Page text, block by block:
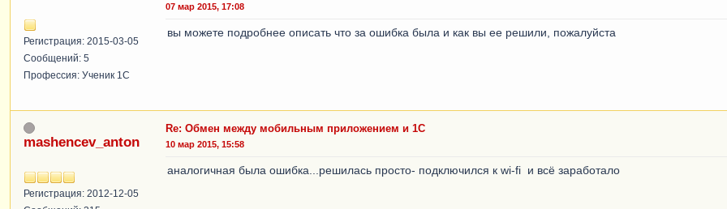
Регистрация: 2015-03-05
Сообщений: 5
Профессия: Ученик 1С
07 мар 2015, 17:08
вы можете подробнее описать что за ошибка была и как вы ее решили, пожалуйста
mashencev_anton
Регистрация: 2012-12-05
Re: Обмен между мобильным приложением и 1С
10 мар 2015, 15:58
аналогичная была ошибка...решилась просто- подключился к wi-fi и всё заработало